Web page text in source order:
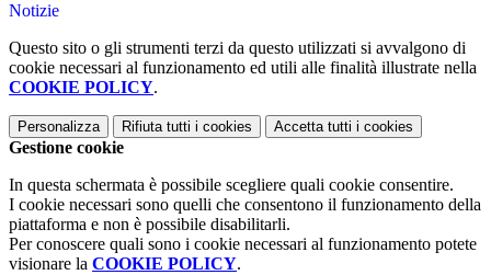
Notizie
Questo sito o gli strumenti terzi da questo utilizzati si avvalgono di
cookie necessari al funzionamento ed utili alle finalità illustrate nella
COOKIE POLICY.
Personalizza Rifiuta tutti i cookies Accetta tutti i cookies
Gestione cookie
In questa schermata è possibile scegliere quali cookie consentire.
I cookie necessari sono quelli che consentono il funzionamento della
piattaforma e non è possibile disabilitarli.
Per conoscere quali sono i cookie necessari al funzionamento potete
visionare la COOKIE POLICY.